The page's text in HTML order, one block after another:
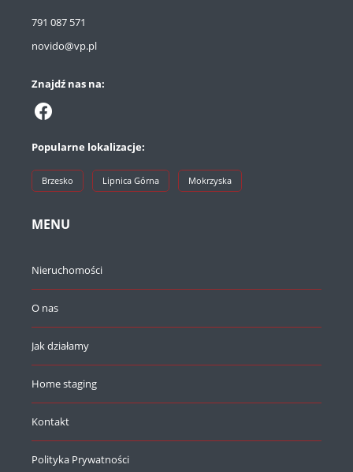
791 087 571
novido@vp.pl
Znajdź nas na:
Popularne lokalizacje:
Brzesko Lipnica Górna Mokrzyska
MENU
Nieruchomości
O nas
Jak działamy
Home staging
Kontakt
Polityka Prywatności